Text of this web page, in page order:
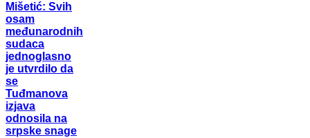
Mišetić: Svih
osam
međunarodnih
sudaca
jednoglasno
je utvrdilo da
se
Tuđmanova
izjava
odnosila na
srpske snage